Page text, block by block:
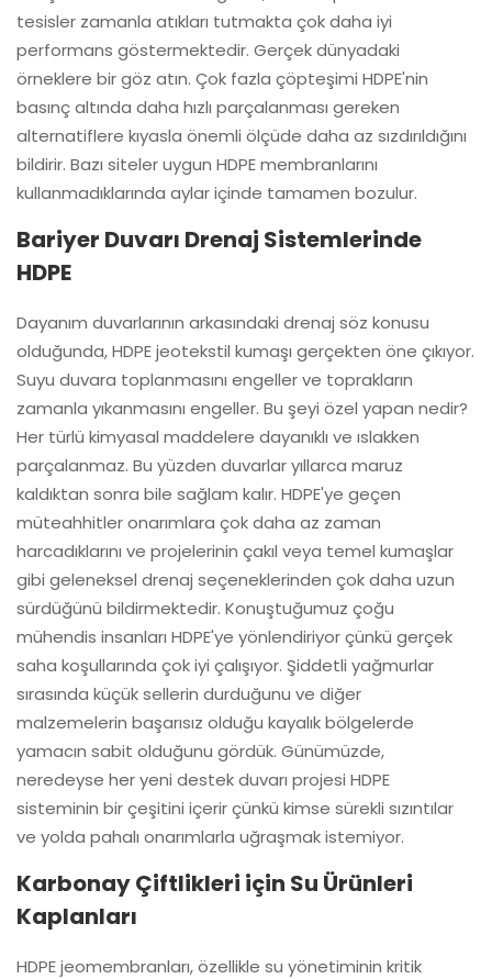
tesisler zamanla atıkları tutmakta çok daha iyi
performans göstermektedir. Gerçek dünyadaki
örneklere bir göz atın. Çok fazla çöpteşimi HDPE'nin
basınç altında daha hızlı parçalanması gereken
alternatiflere kıyasla önemli ölçüde daha az sızdırıldığını
bildirir. Bazı siteler uygun HDPE membranlarını
kullanmadıklarında aylar içinde tamamen bozulur.
Bariyer Duvarı Drenaj Sistemlerinde
HDPE
Dayanım duvarlarının arkasındaki drenaj söz konusu
olduğunda, HDPE jeotekstil kumaşı gerçekten öne çıkıyor.
Suyu duvara toplanmasını engeller ve toprakların
zamanla yıkanmasını engeller. Bu şeyi özel yapan nedir?
Her türlü kimyasal maddelere dayanıklı ve ıslakken
parçalanmaz. Bu yüzden duvarlar yıllarca maruz
kaldıktan sonra bile sağlam kalır. HDPE'ye geçen
müteahhitler onarımlara çok daha az zaman
harcadıklarını ve projelerinin çakıl veya temel kumaşlar
gibi geleneksel drenaj seçeneklerinden çok daha uzun
sürdüğünü bildirmektedir. Konuştuğumuz çoğu
mühendis insanları HDPE'ye yönlendiriyor çünkü gerçek
saha koşullarında çok iyi çalışıyor. Şiddetli yağmurlar
sırasında küçük sellerin durduğunu ve diğer
malzemelerin başarısız olduğu kayalık bölgelerde
yamacın sabit olduğunu gördük. Günümüzde,
neredeyse her yeni destek duvarı projesi HDPE
sisteminin bir çeşitini içerir çünkü kimse sürekli sızıntılar
ve yolda pahalı onarımlarla uğraşmak istemiyor.
Karbonay Çiftlikleri için Su Ürünleri
Kaplanları
HDPE jeomembranları, özellikle su yönetiminin kritik